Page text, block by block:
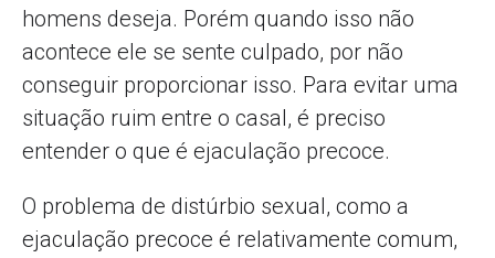
homens deseja. Porém quando isso não
acontece ele se sente culpado, por não
conseguir proporcionar isso. Para evitar uma
situação ruim entre o casal, é preciso
entender o que é ejaculação precoce.
O problema de distúrbio sexual, como a
ejaculação precoce é relativamente comum,